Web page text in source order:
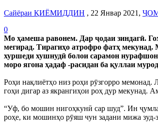
Сайёраи ҚИЁМИДДИН , 22 Январ 2021,
0
Мо ҳамеша равонем. Дар ҷодаи зиндагӣ.
мегирад. Тирагиҳо атрофро фатҳ мекунад.
хуршеди хушнудӣ болои сарамон
моро ягона ҳадаф -расидан ба қуллаи
Роҳи нақлиётҳо низ роҳи рӯзгорро мемонад.
гоҳи дигар аз якрангиҳои роҳ дур мекунад.
“Уф, бо мошин нигоҳкунӣ сар шуд”. Ин ҷумла
роҳе, ки мошинҳо рӯяш чун задани мижа зуд-